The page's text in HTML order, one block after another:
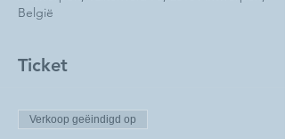
België
Ticket
Verkoop geëindigd op